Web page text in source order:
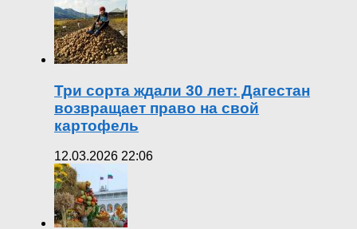
Три сорта ждали 30 лет: Дагестан
возвращает право на свой
картофель
12.03.2026 22:06